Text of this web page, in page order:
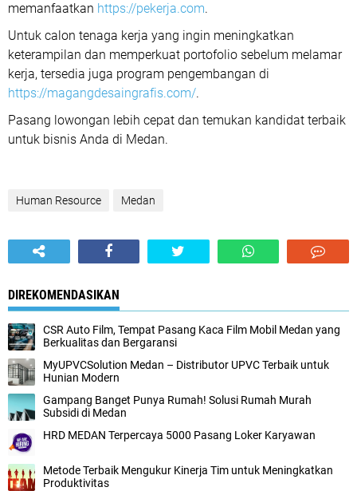
memanfaatkan https://pekerja.com.
Untuk calon tenaga kerja yang ingin meningkatkan
keterampilan dan memperkuat portofolio sebelum melamar
kerja, tersedia juga program pengembangan di
https://magangdesaingrafis.com/.
Pasang lowongan lebih cepat dan temukan kandidat terbaik
untuk bisnis Anda di Medan.
Human Resource Medan
DIREKOMENDASIKAN
CSR Auto Film, Tempat Pasang Kaca Film Mobil Medan yang
Berkualitas dan Bergaransi
MyUPVCSolution Medan – Distributor UPVC Terbaik untuk
Hunian Modern
Gampang Banget Punya Rumah! Solusi Rumah Murah
Subsidi di Medan
HRD MEDAN Terpercaya 5000 Pasang Loker Karyawan
Metode Terbaik Mengukur Kinerja Tim untuk Meningkatkan
Produktivitas